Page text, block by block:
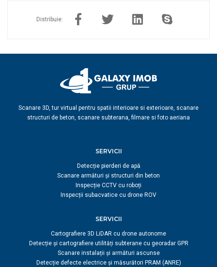
Distribuie:
Scanare 3D, tur virtual pentru spatii interioare si exterioare, scanare
structuri de beton, scanare subterana, filmare si foto aeriana
SERVICII
Detecție pierderi de apă
Scanare armături și structuri din beton
Inspecție CCTV cu roboți
Inspecții subacvatice cu drone ROV
SERVICII
Cartografiere 3D LiDAR cu drone autonome
Detecție și cartografiere utilități subterane cu georadar GPR
Scanare instalații și armături ascunse
Detecție defecte electrice și măsurători PRAM (ANRE)